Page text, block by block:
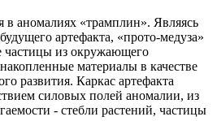
в аномалиях «трамплин». Являясь
артефакта, «прото-медуза»
частицы из окружающего
материалы в качестве
развития. Каркас артефакта
силовых полей аномалии, из
- стебли растений, частицы